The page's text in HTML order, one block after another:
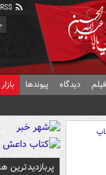
دیدگاه پیوندها بازار
پربازدیدترین ها